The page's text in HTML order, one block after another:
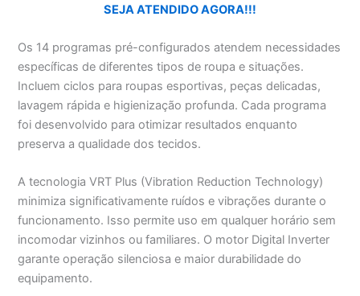
SEJA ATENDIDO AGORA!!!
Os 14 programas pré-configurados atendem necessidades
específicas de diferentes tipos de roupa e situações.
Incluem ciclos para roupas esportivas, peças delicadas,
lavagem rápida e higienização profunda. Cada programa
foi desenvolvido para otimizar resultados enquanto
preserva a qualidade dos tecidos.
A tecnologia VRT Plus (Vibration Reduction Technology)
minimiza significativamente ruídos e vibrações durante o
funcionamento. Isso permite uso em qualquer horário sem
incomodar vizinhos ou familiares. O motor Digital Inverter
garante operação silenciosa e maior durabilidade do
equipamento.